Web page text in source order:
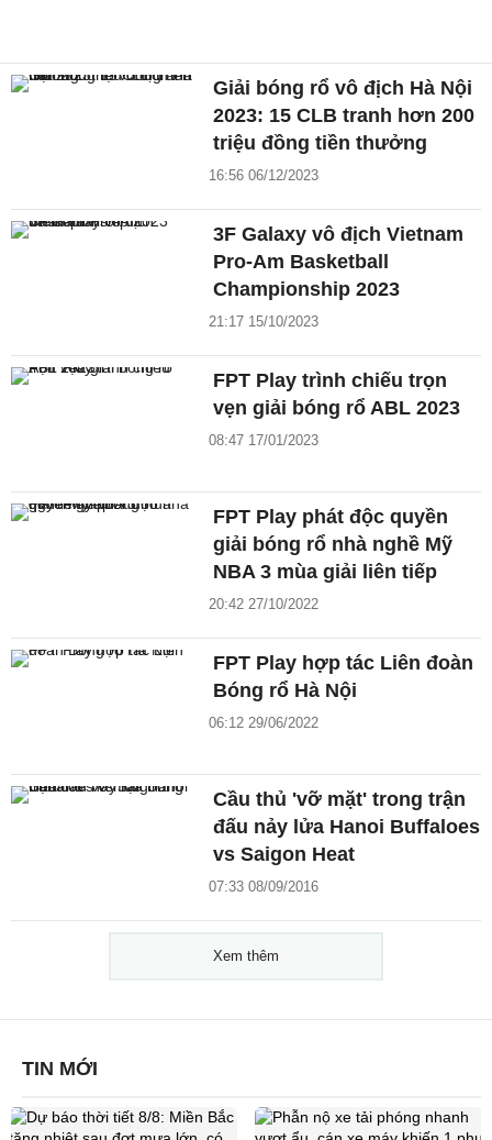
Giải bóng rổ vô địch Hà Nội
2023: 15 CLB tranh hơn 200
triệu đồng tiền thưởng
16:56 06/12/2023
3F Galaxy vô địch Vietnam
Pro-Am Basketball
Championship 2023
21:17 15/10/2023
FPT Play trình chiếu trọn
vẹn giải bóng rổ ABL 2023
08:47 17/01/2023
FPT Play phát độc quyền
giải bóng rổ nhà nghề Mỹ
NBA 3 mùa giải liên tiếp
20:42 27/10/2022
FPT Play hợp tác Liên đoàn
Bóng rổ Hà Nội
06:12 29/06/2022
Cầu thủ 'vỡ mặt' trong trận
đấu nảy lửa Hanoi Buffaloes
vs Saigon Heat
07:33 08/09/2016
Xem thêm
TIN MỚI